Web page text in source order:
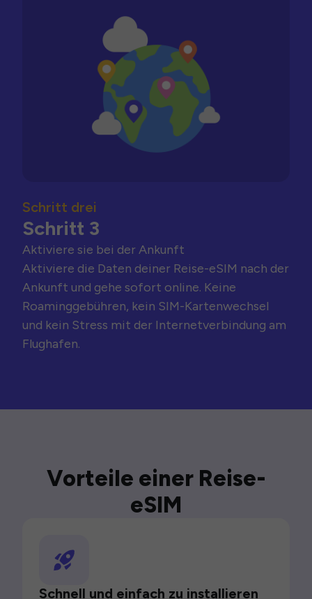
Schritt drei
Schritt 3
Aktiviere sie bei der Ankunft
Aktiviere die Daten deiner Reise-eSIM nach der
Ankunft und gehe sofort online. Keine
Roaminggebühren, kein SIM-Kartenwechsel
und kein Stress mit der Internetverbindung am
Flughafen.
Vorteile einer Reise-
eSIM
Schnell und einfach zu installieren